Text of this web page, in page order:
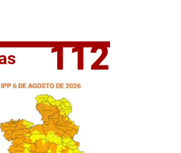
Emiliano García-
112